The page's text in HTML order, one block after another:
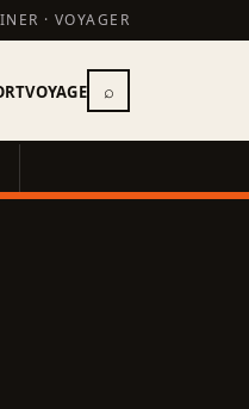
· VOYAGER
VOYAGE ⌕